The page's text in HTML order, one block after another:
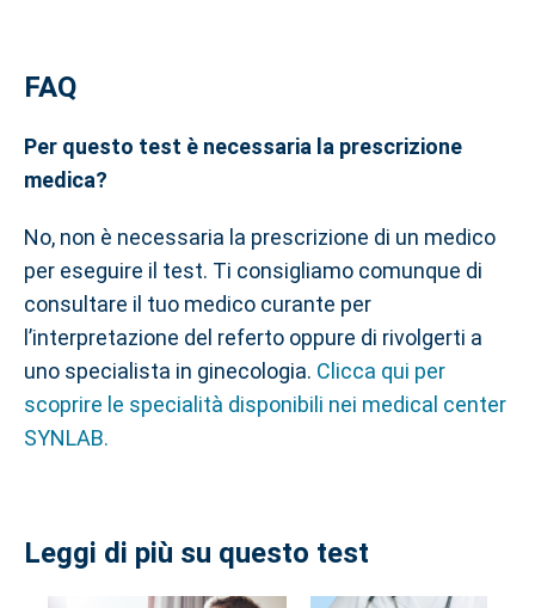
FAQ
Per questo test è necessaria la prescrizione
medica?
No, non è necessaria la prescrizione di un medico
per eseguire il test. Ti consigliamo comunque di
consultare il tuo medico curante per
l’interpretazione del referto oppure di rivolgerti a
uno specialista in ginecologia. Clicca qui per
scoprire le specialità disponibili nei medical center
SYNLAB.
Leggi di più su questo test